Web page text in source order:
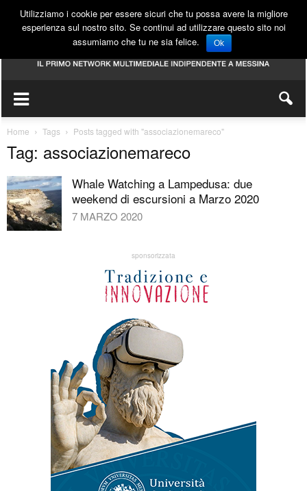
Home Tags Posts tagged with "associazionemareco"
Tag: associazionemareco
Whale Watching a Lampedusa: due
weekend di escursioni a Marzo 2020
7 MARZO 2020
sponsorizzata
Utilizziamo i cookie per essere sicuri che tu possa avere la migliore
esperienza sul nostro sito. Se continui ad utilizzare questo sito noi
assumiamo che tu ne sia felice.
Ok